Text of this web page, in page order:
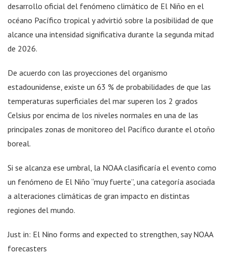
desarrollo oficial del fenómeno climático de El Niño en el
océano Pacífico tropical y advirtió sobre la posibilidad de que
alcance una intensidad significativa durante la segunda mitad
de 2026.
De acuerdo con las proyecciones del organismo
estadounidense, existe un 63 % de probabilidades de que las
temperaturas superficiales del mar superen los 2 grados
Celsius por encima de los niveles normales en una de las
principales zonas de monitoreo del Pacífico durante el otoño
boreal.
Si se alcanza ese umbral, la NOAA clasificaría el evento como
un fenómeno de El Niño “muy fuerte”, una categoría asociada
a alteraciones climáticas de gran impacto en distintas
regiones del mundo.
Just in: El Nino forms and expected to strengthen, say NOAA
forecasters